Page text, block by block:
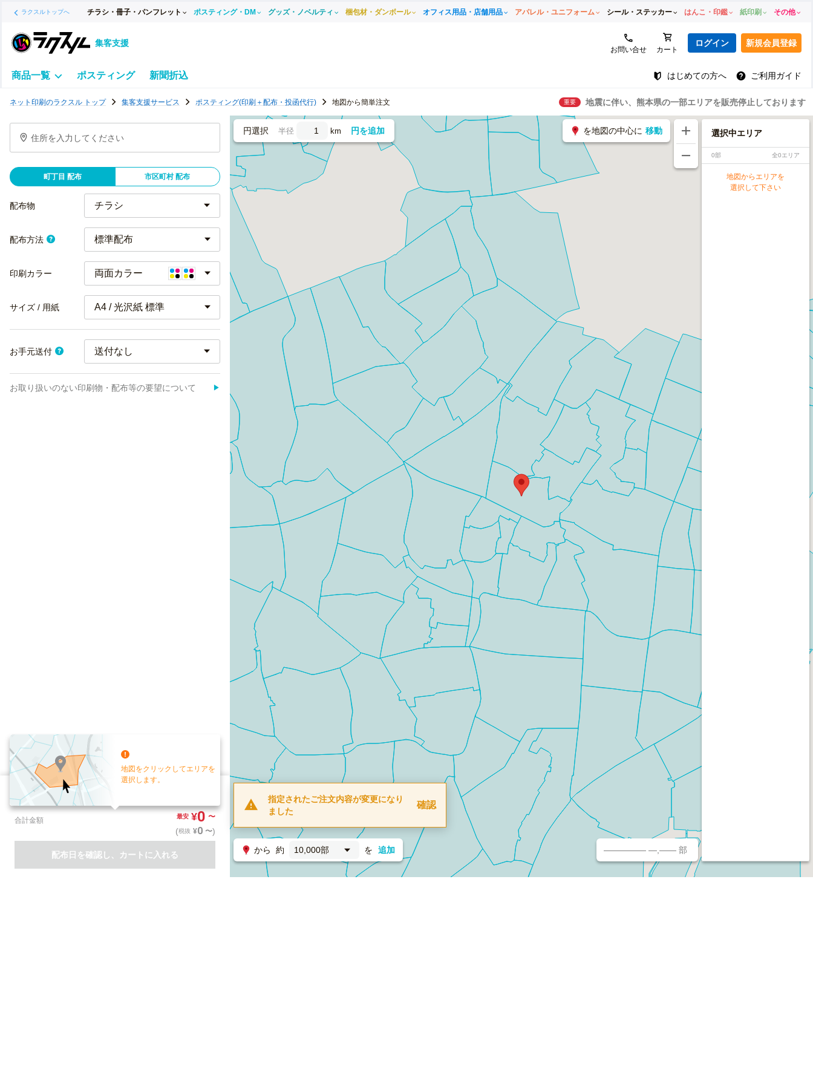
ラクスルトップへ チラシ・冊子・パンフレット ポスティング・DM グッズ・ノベルティ 梱包材・ダンボール オフィス用品・店舗用品 アパレル・ユニフォーム シール・ステッカー はんこ・印鑑 紙印刷 その他
集客支援
お問い合せ カート
ログイン 新規会員登録
商品一覧 ポスティング 新聞折込 はじめての方へ ご利用ガイド
テ
グ
ラ
ネット印刷のラクスル トップ 集客支援サービス ポスティング(印刷＋配布・投函代行) 地図から簡単注文 重要 地震に伴い、熊本県の一部エリアを販売停止しております
住所を入力してください
町丁目 配布 市区町村 配布
配布物
配布方法 標準配布
印刷カラー 両面カラー
サイズ / 用紙 A4 / 光沢紙 標準
お手元送付
お取り扱いのない印刷物・配布等の要望について ▶
地図をクリックしてエリアを
選択します。
配布部数
お手元送付
合計金額 最安 ¥0 〜
(税抜 ¥0 〜)
配布日を確認し、カートに入れる
円選択 半径 km 円を追加
指定されたご注文内容が変更になり
ました
確認
から 約 10,000部 を 追加
を地図の中心に 移動
————— —,—— 部
選択中エリア
0部 全0エリア
地図からエリアを
選択して下さい